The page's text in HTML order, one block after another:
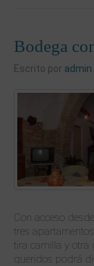
Bodega
Escrito por admin
Con acceso
tres
tira camilla y otra
queridos podrá